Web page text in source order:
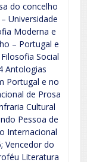
do concelho
Universidade
Moderna e
– Portugal e
Social
Antologias
Portugal e no
de Prosa
Cultural
Pessoa de
Internacional
Vencedor do
Literatura